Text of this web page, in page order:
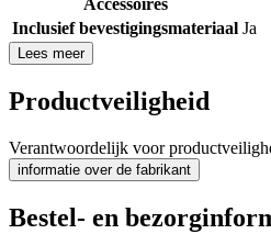
Accessoires
Inclusief bevestigingsmateriaal Ja
Lees meer
Productveiligheid
Verantwoordelijk voor
informatie over de fabrikant
Bestel- en